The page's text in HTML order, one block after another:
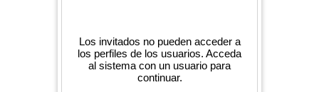
Los invitados no pueden acceder a
los perfiles de los usuarios. Acceda
al sistema con un usuario para
continuar.